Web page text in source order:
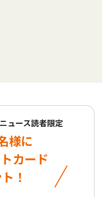
ュース読者限定
様に
カード
！